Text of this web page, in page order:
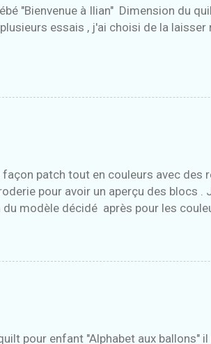
"Bienvenue à Ilian" Dimension du
essais , j'ai choisi de la
patch tout en couleurs avec des
pour avoir un aperçu des blocs .
modèle décidé après pour les
pour enfant "Alphabet aux ballons"